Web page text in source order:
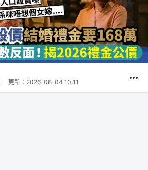
更新： 2026-08-04 10:11